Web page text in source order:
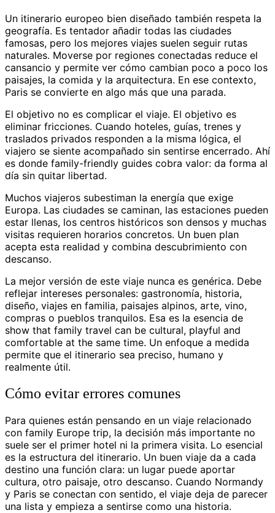
Un itinerario europeo bien diseñado también respeta la
geografía. Es tentador añadir todas las ciudades
famosas, pero los mejores viajes suelen seguir rutas
naturales. Moverse por regiones conectadas reduce el
cansancio y permite ver cómo cambian poco a poco los
paisajes, la comida y la arquitectura. En ese contexto,
Paris se convierte en algo más que una parada.
El objetivo no es complicar el viaje. El objetivo es
eliminar fricciones. Cuando hoteles, guías, trenes y
traslados privados responden a la misma lógica, el
viajero se siente acompañado sin sentirse encerrado. Ahí
es donde family-friendly guides cobra valor: da forma al
día sin quitar libertad.
Muchos viajeros subestiman la energía que exige
Europa. Las ciudades se caminan, las estaciones pueden
estar llenas, los centros históricos son densos y muchas
visitas requieren horarios concretos. Un buen plan
acepta esta realidad y combina descubrimiento con
descanso.
La mejor versión de este viaje nunca es genérica. Debe
reflejar intereses personales: gastronomía, historia,
diseño, viajes en familia, paisajes alpinos, arte, vino,
compras o pueblos tranquilos. Esa es la esencia de
show that family travel can be cultural, playful and
comfortable at the same time. Un enfoque a medida
permite que el itinerario sea preciso, humano y
realmente útil.
Cómo evitar errores comunes
Para quienes están pensando en un viaje relacionado
con family Europe trip, la decisión más importante no
suele ser el primer hotel ni la primera visita. Lo esencial
es la estructura del itinerario. Un buen viaje da a cada
destino una función clara: un lugar puede aportar
cultura, otro paisaje, otro descanso. Cuando Normandy
y Paris se conectan con sentido, el viaje deja de parecer
una lista y empieza a sentirse como una historia.